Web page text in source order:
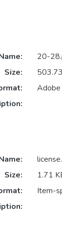
20-
Size:
Adobe
Size:
1.71
Item-